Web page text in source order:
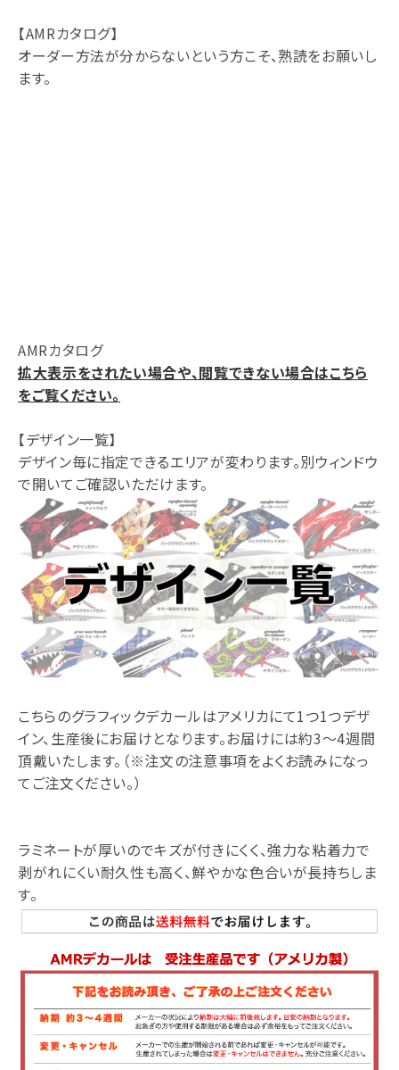
【AMRカタログ】
オーダー方法が分からないという方こそ、熟読をお願いし
ます。
AMRカタログ
拡大表示をされたい場合や、閲覧できない場合はこちら
をご覧ください。
【デザイン一覧】
デザイン毎に指定できるエリアが変わります。別ウィンドウ
で開いてご確認いただけます。
こちらのグラフィックデカールはアメリカにて1つ1つデザ
イン、生産後にお届けとなります。お届けには約3～4週間
頂戴いたします。（※注文の注意事項をよくお読みになっ
てご注文ください。）
ラミネートが厚いのでキズが付きにくく、強力な粘着力で
剥がれにくい耐久性も高く、鮮やかな色合いが長持ちしま
す。